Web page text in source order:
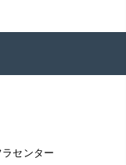
ラセンター